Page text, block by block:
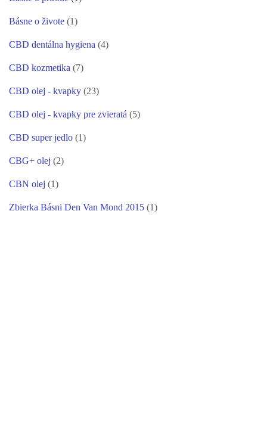
Básne o živote (1)
CBD dentálna hygiena (4)
CBD kozmetika (7)
CBD olej - kvapky (23)
CBD olej - kvapky pre zvieratá (5)
CBD super jedlo (1)
CBG+ olej (2)
CBN olej (1)
Zbierka Básni Den Van Mond 2015 (1)